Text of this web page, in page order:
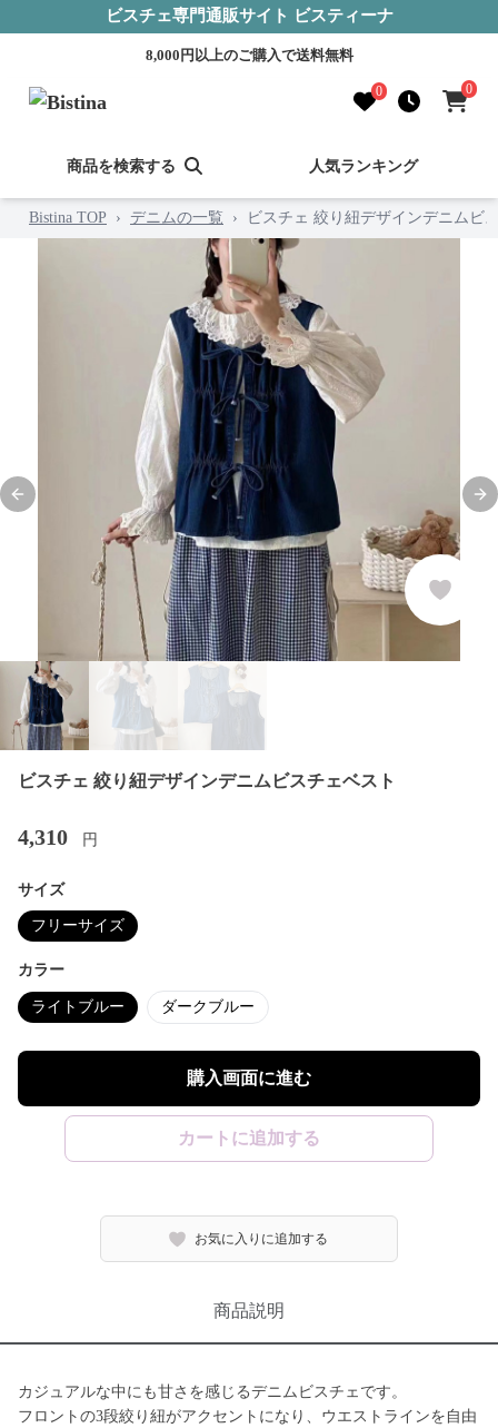
ビスチェ専門通販サイト ビスティーナ
8,000円以上のご購入で送料無料
0 0
商品を検索する 人気ランキング
Bistina TOP › デニムの一覧 › ビスチェ 絞り紐デザインデニムビ
Previous slide
ビスチェ 絞り紐デザインデニムビスチェベスト
4,310 円
サイズ
フリーサイズ
カラー
ライトブルー ダークブルー
購入画面に進む
カートに追加する
お気に入りに追加する
商品説明
カジュアルな中にも甘さを感じるデニムビスチェです。
フロントの3段絞り紐がアクセントになり、ウエストラインを自由